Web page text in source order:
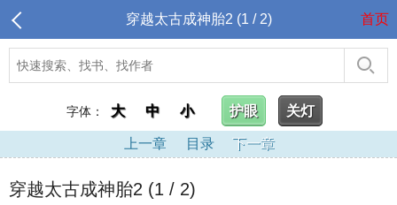
穿越太古成神胎2 (1 / 2) 首页
字体： 大 中 小 护眼 关灯
上一章 目录 下一章
穿越太古成神胎2 (1 / 2)